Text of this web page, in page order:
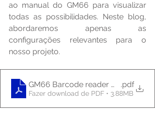
ao manual do GM66 para visualizar
todas as possibilidades. Neste blog,
abordaremos apenas as
configurações relevantes para o
nosso projeto.
GM66 Barcode reader module
.pdf
Fazer download de PDF • 3.88MB